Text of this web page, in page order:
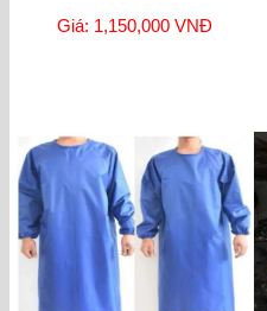
Giá: 1,150,000 VNĐ